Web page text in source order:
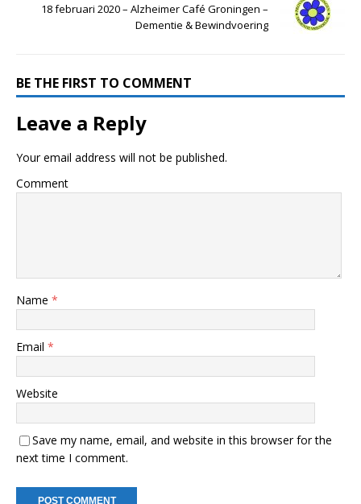
18 februari 2020 – Alzheimer Café Groningen –
Dementie & Bewindvoering
BE THE FIRST TO COMMENT
Leave a Reply
Your email address will not be published.
Comment
Name *
Email *
Website
Save my name, email, and website in this browser for the
next time I comment.